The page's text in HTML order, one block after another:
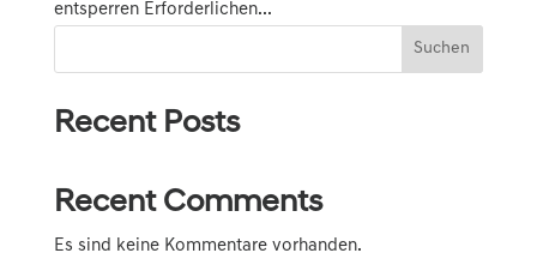
entsperren Erforderlichen...
Suchen
Recent Posts
Recent Comments
Es sind keine Kommentare vorhanden.